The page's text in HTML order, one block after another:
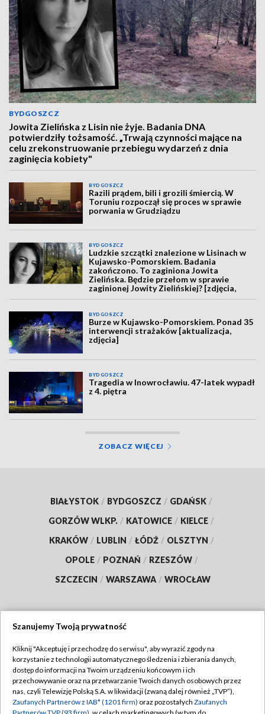
BYDGOSZCZ
Jowita Zielińska z Lisin nie żyje. Badania DNA
potwierdziły tożsamość. „Trwają czynności mające na
celu zrekonstruowanie przebiegu wydarzeń z dnia
zaginięcia kobiety"
BYDGOSZCZ
Razili prądem, bili i grozili śmiercią. W
Toruniu rozpoczął się proces w sprawie
porwania w Grudziądzu
BYDGOSZCZ
Ludzkie szczątki znalezione w Lisinach w
Kujawsko-Pomorskiem. Badania
zakończono. To zaginiona Jowita
Zielińska. Będzie przełom w sprawie
zaginionej Jowity Zielińskiej? [zdjęcia,
wideo, aktualizacja]
BYDGOSZCZ
Burze w Kujawsko-Pomorskiem. Ponad 35
interwencji strażaków [aktualizacja,
zdjęcia]
BYDGOSZCZ
Tragedia w Inowrocławiu. 47-latek wypadł
z 4. piętra
ZOBACZ WIĘCEJ
BIAŁYSTOK / BYDGOSZCZ / GDAŃSK /
GORZÓW WLKP. / KATOWICE / KIELCE /
KRAKÓW / LUBLIN / ŁÓDŹ / OLSZTYN /
OPOLE / POZNAŃ / RZESZÓW /
SZCZECIN / WARSZAWA / WROCŁAW
TVP
Abonament TVP
Emisja w TVP
Regulamin TVP
Polityka prywatności
Szanujemy Twoją prywatność
Kliknij "Akceptuję i przechodzę do serwisu", aby wyrazić zgody na
korzystanie z technologii automatycznego śledzenia i zbierania danych,
dostęp do informacji na Twoim urządzeniu końcowym i ich
przechowywanie oraz na przetwarzanie Twoich danych osobowych przez
nas, czyli Telewizję Polską S.A. w likwidacji (zwaną dalej również „TVP”),
Zaufanych Partnerów z IAB* (1201 firm) oraz pozostałych Zaufanych